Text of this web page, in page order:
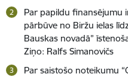
Par papildu finansējumu
pārbūve no Biržu ielas
Bauskas novadā”
Ziņo: Ralfs Simanovičs
Par saistošo noteikumu